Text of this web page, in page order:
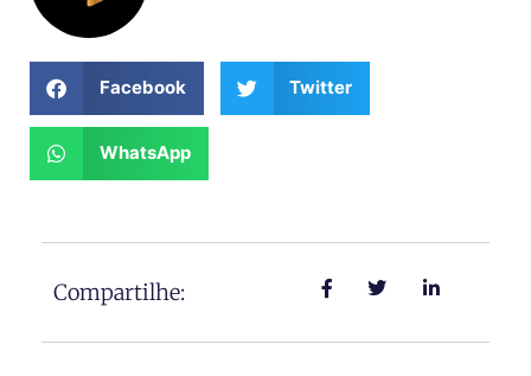
Facebook Twitter
WhatsApp
Compartilhe: